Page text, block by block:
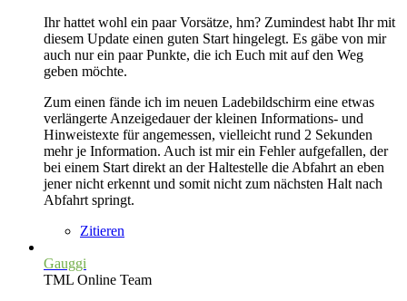
Ihr hattet wohl ein paar Vorsätze, hm? Zumindest habt Ihr mit
diesem Update einen guten Start hingelegt. Es gäbe von mir
auch nur ein paar Punkte, die ich Euch mit auf den Weg
geben möchte.
Zum einen fände ich im neuen Ladebildschirm eine etwas
verlängerte Anzeigedauer der kleinen Informations- und
Hinweistexte für angemessen, vielleicht rund 2 Sekunden
mehr je Information. Auch ist mir ein Fehler aufgefallen, der
bei einem Start direkt an der Haltestelle die Abfahrt an eben
jener nicht erkennt und somit nicht zum nächsten Halt nach
Abfahrt springt.
Zitieren
Gauggi
TML Online Team